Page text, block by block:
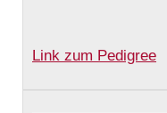
Link zum Pedigree